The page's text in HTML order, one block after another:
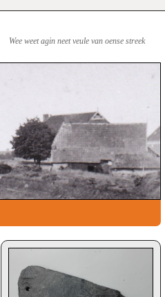
Wee weet agin neet veule van oense streek